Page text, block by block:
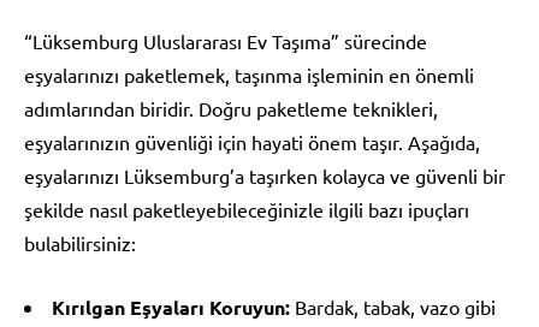
“Lüksemburg Uluslararası Ev Taşıma” sürecinde
eşyalarınızı paketlemek, taşınma işleminin en önemli
adımlarından biridir. Doğru paketleme teknikleri,
eşyalarınızın güvenliği için hayati önem taşır. Aşağıda,
eşyalarınızı Lüksemburg’a taşırken kolayca ve güvenli bir
şekilde nasıl paketleyebileceğinizle ilgili bazı ipuçları
bulabilirsiniz:
Kırılgan Eşyaları Koruyun: Bardak, tabak, vazo gibi